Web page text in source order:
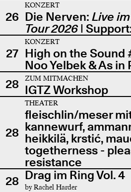
26
KONZERT
Die Nerven: Live
Tour 2026|
27
KONZERT
High on the Sound
Noo Yelbek & As in
28
ZUM MITMACHEN
IGTZ Workshop
28
THEATER
fleischlin/meser
kannewurf,
heikkilä, krstić,
togetherness -
resistance
28 Drag im Ring Vol. 4
by Rachel Harder